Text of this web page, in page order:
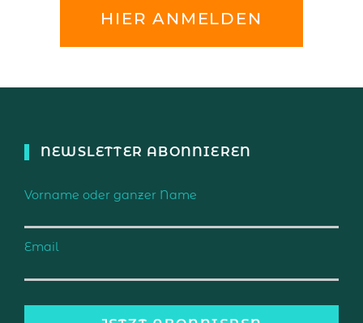
HIER ANMELDEN
NEWSLETTER ABONNIEREN
Vorname oder ganzer Name
Email